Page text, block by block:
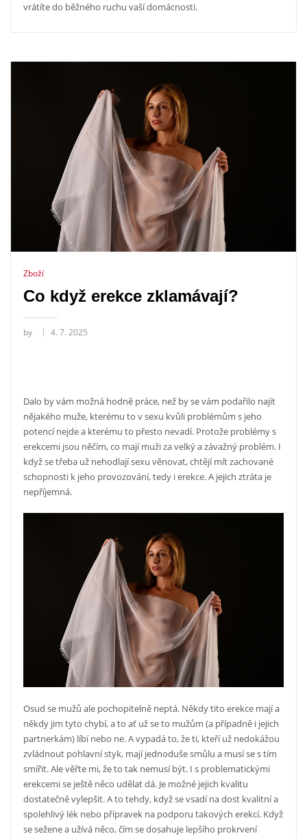
vrátíte do běžného ruchu vaší domácnosti.
Zboží
Co když erekce zklamávají?
by 4. 7. 2025
Dalo by vám možná hodně práce, než by se vám podařilo najít
nějakého muže, kterému to v sexu kvůli problémům s jeho
potencí nejde a kterému to přesto nevadí. Protože problémy s
erekcemi jsou něčím, co mají muži za velký a závažný problém. I
když se třeba už nehodlají sexu věnovat, chtějí mít zachované
schopnosti k jeho provozování, tedy i erekce. A jejich ztráta je
nepříjemná.
Osud se mužů ale pochopitelně neptá. Někdy tito erekce mají a
někdy jim tyto chybí, a to ať už se to mužům (a případně i jejich
partnerkám) líbí nebo ne. A vypadá to, že ti, kteří už nedokážou
zvládnout pohlavní styk, mají jednoduše smůlu a musí se s tím
smířit. Ale věřte mi, že to tak nemusí být. I s problematickými
erekcemi se ještě něco udělat dá. Je možné jejich kvalitu
dostatečně vylepšit. A to tehdy, když se vsadí na dost kvalitní a
spolehlivý lék nebo přípravek na podporu takových erekcí. Když
se sežene a užívá něco, čím se dosahuje lepšího prokrvení